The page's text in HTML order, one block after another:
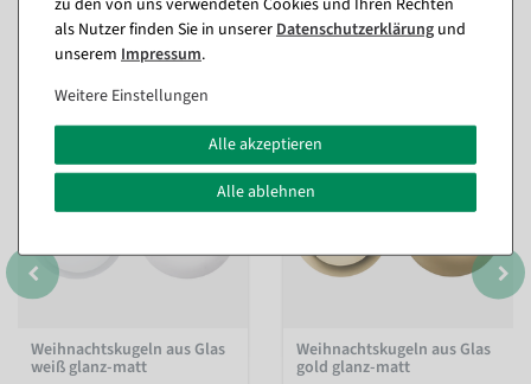
Passende Artikel zu diesem Produkt
Weihnachtskugeln aus Glas
weiß glanz-matt
Weihnachtskugeln aus Glas
gold glanz-matt
als Nutzer finden Sie in unsererDaten­schutz­erklärung und
unserem Impressum.
Weitere Einstellungen
Alle akzeptieren
Alle ablehnen